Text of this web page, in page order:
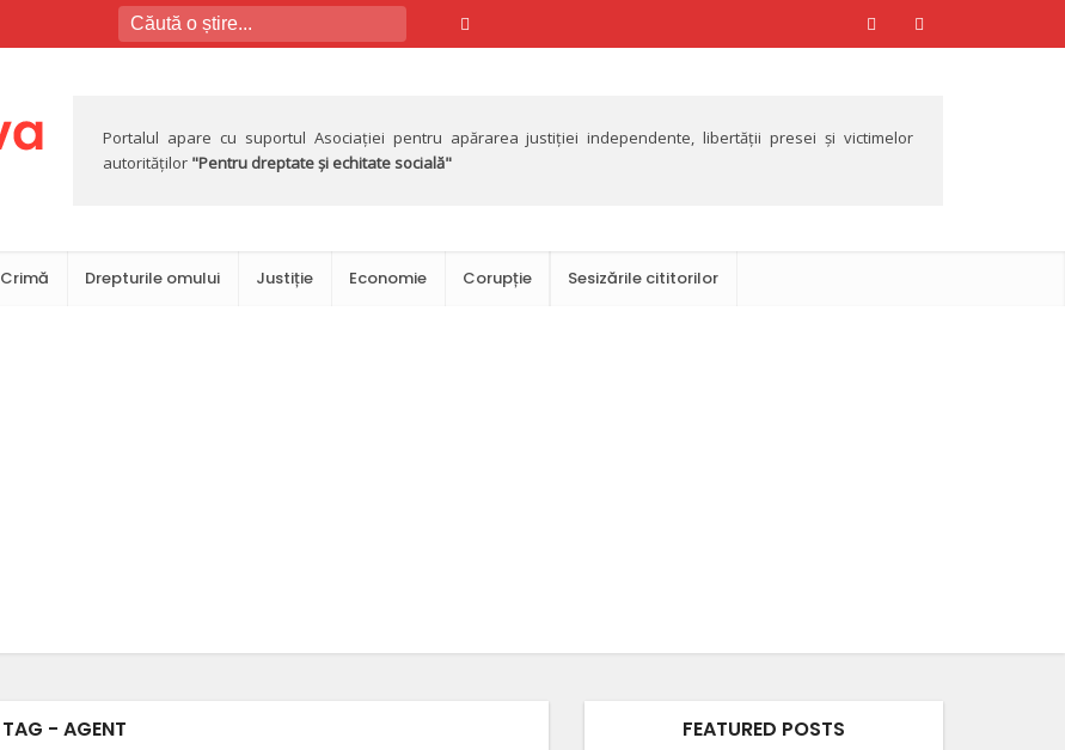
Portalul apare cu suportul Asociației pentru apărarea justiției independente, libertății presei și victimelor
autorităților "Pentru dreptate și echitate socială"
Crimă Drepturile omului Justiție Economie Corupție Sesizările cititorilor
TAG - AGENT FEATURED POSTS